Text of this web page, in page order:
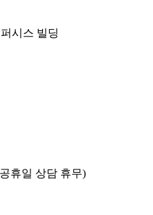
시스 빌딩
휴일 상담 휴무)